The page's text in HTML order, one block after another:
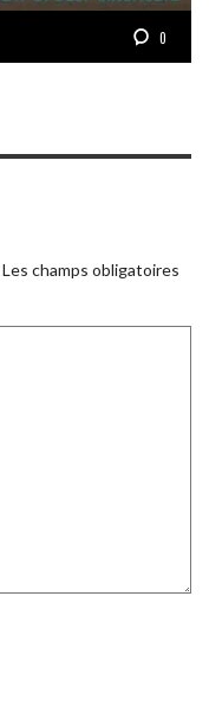
0
Les champs obligatoires